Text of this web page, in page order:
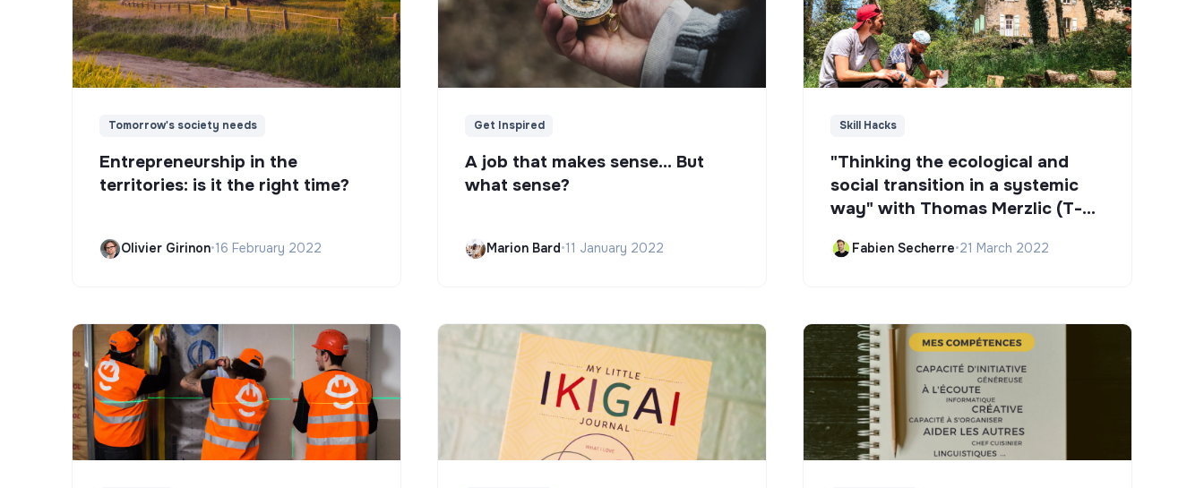
Tomorrow's society needs
Entrepreneurship in the
territories: is it the right time?
Olivier Girinon•16 February 2022
Get Inspired
A job that makes sense... But
what sense?
Marion Bard•11 January 2022
Skill Hacks
"Thinking the ecological and
social transition in a systemic
way" with Thomas Merzlic (T-
Fabien Secherre•21 March 2022